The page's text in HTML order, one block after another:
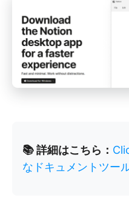
📚 詳細はこちら：
なドキュメントツー